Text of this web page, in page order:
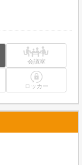
会議室
ロッカー